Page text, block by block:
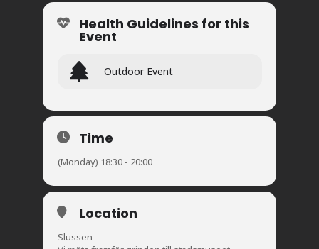
Health Guidelines for this
Event
Outdoor Event
Time
(Monday) 18:30 - 20:00
Location
Slussen